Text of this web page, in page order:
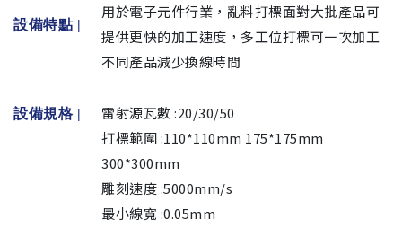
設備特點 |
用於電子元件行業，亂料打標面對大批產品可
提供更快的加工速度，多工位打標可一次加工
不同產品減少換線時間
設備規格 |
雷射源瓦數 :20/30/50
打標範圍 :110*110mm 175*175mm
300*300mm
雕刻速度 :5000mm/s
最小線寬 :0.05mm